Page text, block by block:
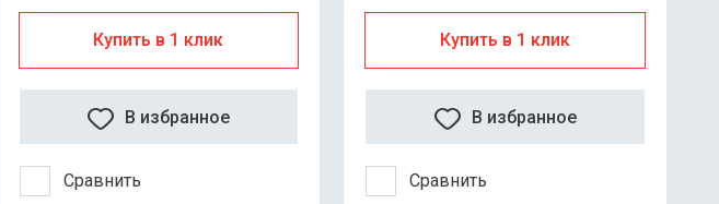
Купить в 1 клик
Сравнить
В избранное
Купить в 1 клик
Сравнить
В избранное